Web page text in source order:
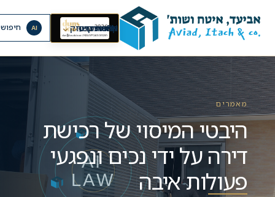
ראשי
אודות⌄
תחומי עיסוק⌄ מרכז מידע⌄ קריירה
יצירת קשר
EN
AI
מאמרים
היבטי המיסוי של רכישת
דירה על ידי נכים ונפגעי
פעולות איבה